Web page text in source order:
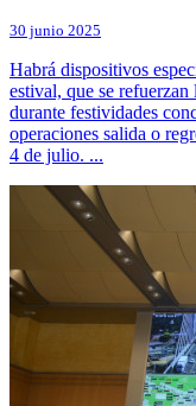
30 junio 2025
Habrá dispositivos
estival, que se refuerzan
durante festividades
operaciones salida o
4 de julio. ...